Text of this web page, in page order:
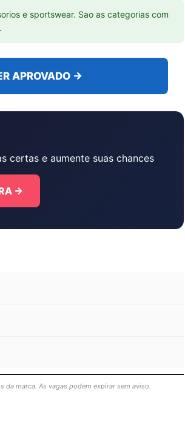
e sportswear. Sao as categorias com
APROVADO →
certas e aumente suas chances
→
marca. As vagas podem expirar sem aviso.